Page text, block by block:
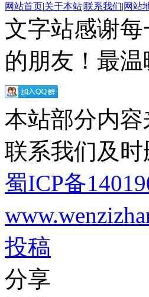
网站首页|关于本站|联系我们|网站
文字站感谢
的朋友！最
本站部分内
联系我们及时
蜀ICP备
投稿
分享